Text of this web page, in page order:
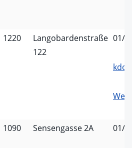
1220
Langobardenstraße
122
01/
1090 Sensengasse 2A 01/